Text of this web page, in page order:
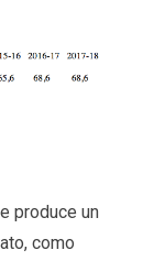
produce un
como